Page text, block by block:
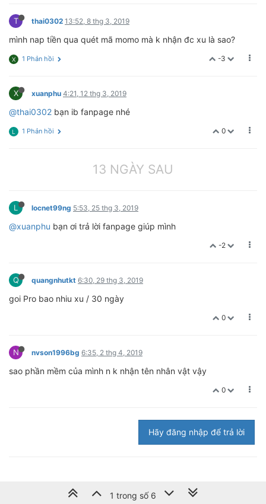
T thai0302 13:52, 8 thg 3, 2019
mình nap tiền qua quét mã momo mà k nhận đc xu là sao?
-3
X 1 Phản hồi
X xuanphu 4:21, 12 thg 3, 2019
@thai0302 bạn ib fanpage nhé
0
L 1 Phản hồi
13 NGÀY SAU
L locnet99ng 5:53, 25 thg 3, 2019
@xuanphu bạn ơi trả lời fanpage giúp mình
-2
Q quangnhutkt 6:30, 29 thg 3, 2019
goi Pro bao nhiu xu / 30 ngày
0
N nvson1996bg 6:35, 2 thg 4, 2019
sao phần mềm của mình n k nhận tên nhân vật vậy
0
Hãy đăng nhập để trả lời
1 trong số 6